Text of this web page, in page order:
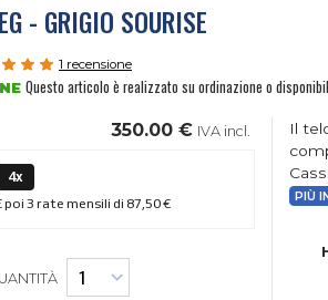
- GRIGIO SOURISE
1 recensione
Questo articolo è realizzato su ordinazione o
350.00 € IVA incl.
4x
poi 3 rate mensili di 87,50 €
Il
PIÙ